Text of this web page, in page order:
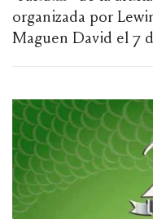
organizada por
Maguen David el 7